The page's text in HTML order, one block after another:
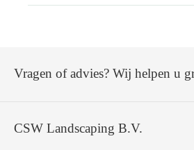
CSW Landscaping B.V.
Vragen of advies? Wij helpen u